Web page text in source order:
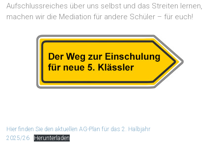
Aufschlussreiches über uns selbst und das Streiten lernen,
machen wir die Mediation für andere Schüler – für euch!
Hier finden Sie den aktuellen AG-Plan für das 2. Halbjahr
2025/26
Herunterladen